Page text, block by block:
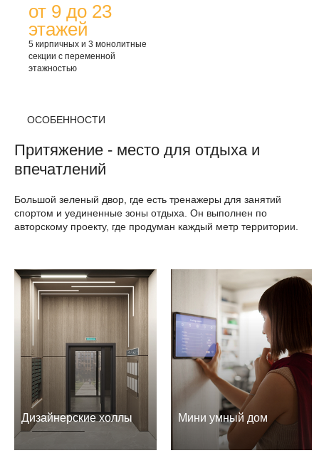
от 9 до 23
этажей
5 кирпичных и 3 монолитные
секции с переменной
этажностью
ОСОБЕННОСТИ
Притяжение - место для отдыха и
впечатлений
Большой зеленый двор, где есть тренажеры для занятий
спортом и уединенные зоны отдыха. Он выполнен по
авторскому проекту, где продуман каждый метр территории.
Дизайнерские холлы Мини умный дом